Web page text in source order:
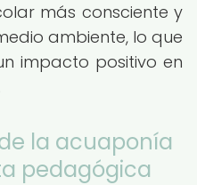
más consciente y
ambiente, lo que
impacto positivo en
la acuaponía
pedagógica